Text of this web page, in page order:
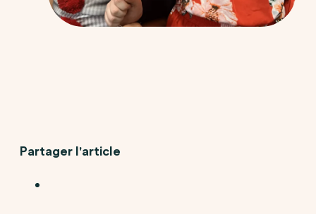
Partager l'article